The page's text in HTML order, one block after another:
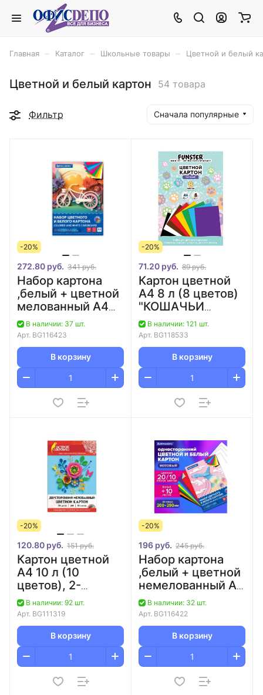
Главная Каталог Школьные товары Цветной и белый
Цветной и белый картон 54 товара
Фильтр Сначала популярные
-20%
272.80 руб. 341 руб.
Набор картона
,белый + цветной
мелованный А4
30 л (белый 10 л+
цветной 20 л)/20
В наличии: 37 шт.
Арт. BG116423
В корзину
-20%
71.20 руб. 89 руб.
Картон цветной
А4 8 л (8 цветов)
"КОШАЧЬИ
ЛАПКИ"
немелованный,
односторонний/60
В наличии: 121 шт.
Арт. BG118533
В корзину
-20%
120.80 руб. 151 руб.
Картон цветной
А4 10 л (10
цветов), 2-
сторонний/40
В наличии: 92 шт.
Арт. BG111319
В корзину
-20%
196 руб. 245 руб.
Набор картона
,белый + цветной
немелованный А4
30 л (белый 10 л+
цветной 20 л)/20
В наличии: 32 шт.
Арт. BG116422
В корзину